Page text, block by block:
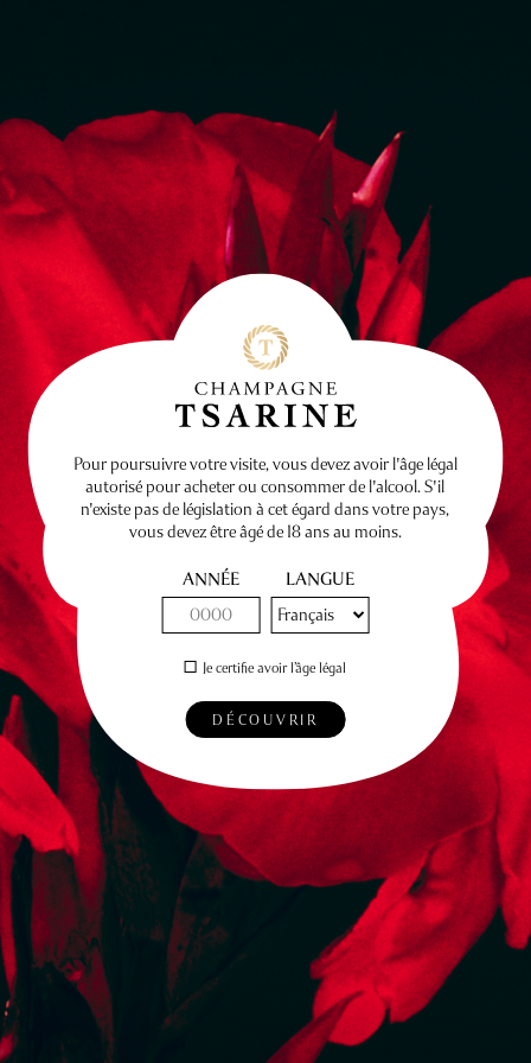
Pour poursuivre votre visite, vous devez avoir l'âge légal
autorisé pour acheter ou consommer de l'alcool. S'il
n'existe pas de législation à cet égard dans votre pays,
vous devez être âgé de 18 ans au moins.
ANNÉE LANGUE
Je certifie avoir l’âge légal